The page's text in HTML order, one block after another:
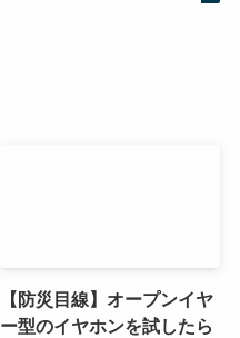
【防災目線】オープンイヤ
ー型のイヤホンを試したら